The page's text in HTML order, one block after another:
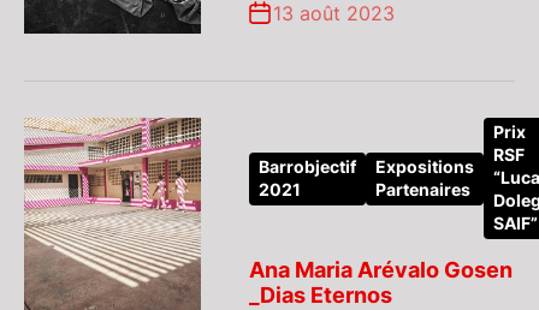
13 août 2023
Barrobjectif
2021
Expositions
Partenaires
Prix
RSF
SAIF”
Ana Maria Arévalo Gosen
_Dias Eternos